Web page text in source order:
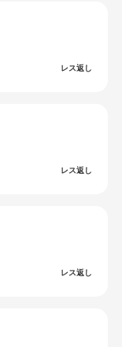
レス返し
レス返し
レス返し